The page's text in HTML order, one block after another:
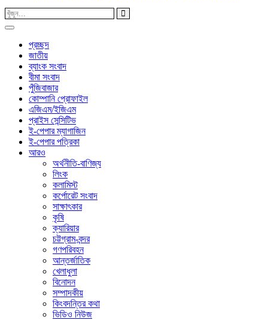
প্রচ্ছদ
জাতীয়
ব্যাংক সংবাদ
বীমা সংবাদ
পুঁজিবাজার
কোম্পানি প্রোফাইল
এজিএম/ইজিএম
প্রাইস সেন্সিটিভ
ই-পেপার ম্যাগাজিন
ই-পেপার পত্রিকা
আরও
অর্থনীতি-বাণিজ্য
লিংক
কলামিস্ট
কর্পোরেট সংবাদ
সাক্ষাৎকার
কৃষি
ক্যারিয়ার
চট্টগ্রাম-বন্দর
গণপরিবহন
আন্তর্জাতিক
খেলাধুলা
বিনোদন
সম্পাদকীয়
কিংবদন্তির কথা
ভিডিও নিউজ